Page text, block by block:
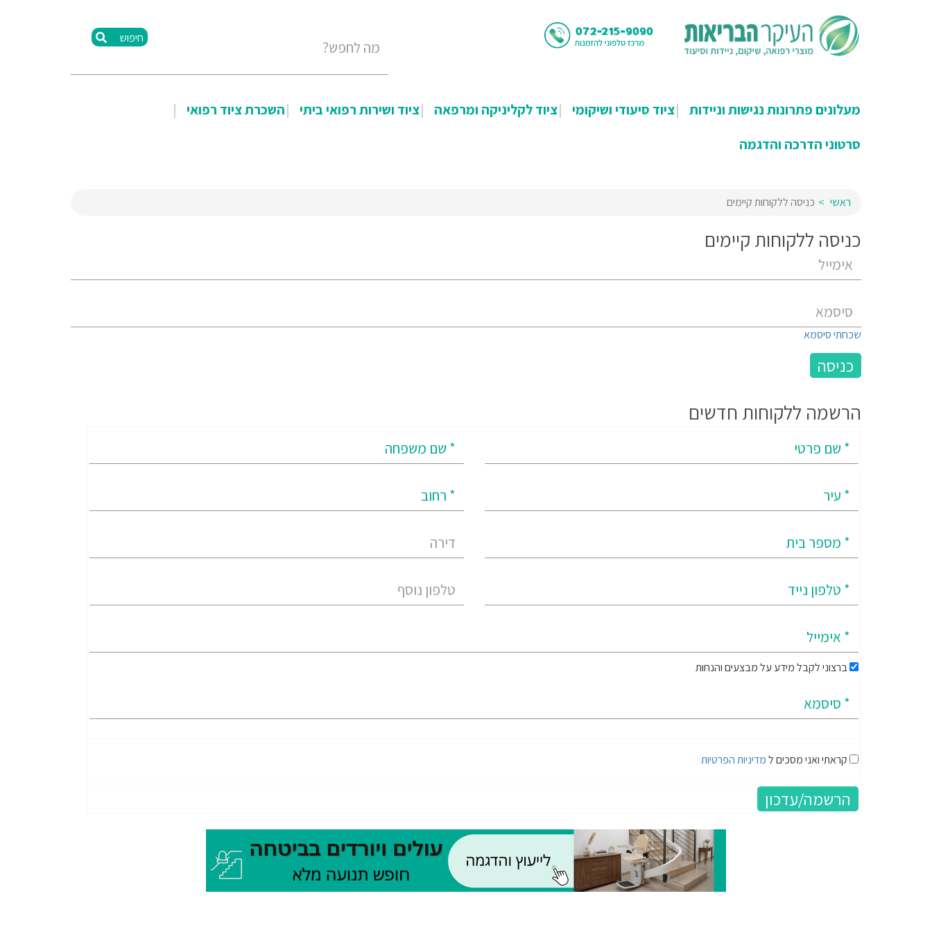
חיפוש
מעלונים פתרונות נגישות וניידות ציוד סיעודי ושיקומי ציוד לקליניקה ומרפאה ציוד ושירות רפואי ביתי
השכרת ציוד רפואי
סרטוני הדרכה והדגמה
ראשי כניסה ללקוחות קיימים
כניסה ללקוחות קיימים
שכחתי סיסמא
הרשמה ללקוחות חדשים
ברצוני לקבל מידע על מבצעים והנחות
קראתי ואני מסכים למדיניות הפרטיות